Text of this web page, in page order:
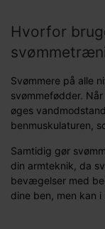
Hvorfor
Svømmere på alle
svømmefødder.
øges
benmuskulaturen,
Samtidig gør
din armteknik, da
bevægelser med
dine ben, men kan